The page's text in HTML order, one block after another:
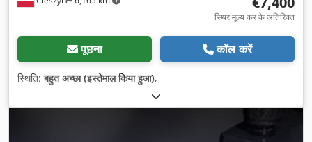
स्थिर मूल्य कर के अतिरिक्त
पूछना कॉल करें
स्थिति:बहुत अच्छा (इस्तेमाल किया हुआ),